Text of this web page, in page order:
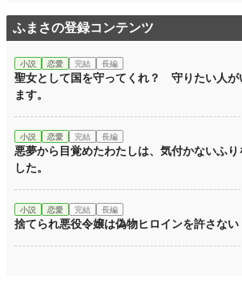
ふまさの登録コンテンツ
小説 恋愛 完結 長編
聖女として国を守ってくれ？ 守りたい人が
ます。
小説 恋愛 完結 長編
悪夢から目覚めたわたしは、気付かないふり
した。
小説 恋愛 完結 長編
捨てられ悪役令嬢は偽物ヒロインを許さない